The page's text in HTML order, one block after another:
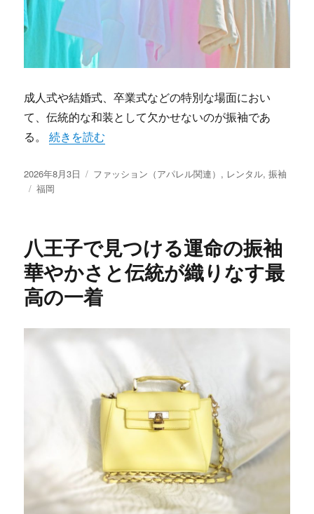
成人式や結婚式、卒業式などの特別な場面におい
て、伝統的な和装として欠かせないのが振袖であ
る。“福岡で叶える自分だけの振袖華やか成人式完全ガイ
続きを読む
投
稿
2026年8月3日
カ
ファッション（アパレル関連） , レンタル,振袖
タ
福岡
八王子で見つける運命の振袖
華やかさと伝統が織りなす最
高の一着